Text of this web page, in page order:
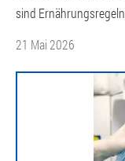
sind
21 Mai 2026